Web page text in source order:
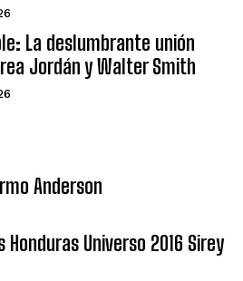
La deslumbrante unión
Jordán y Walter Smith
Anderson
Universo 2016 Sirey